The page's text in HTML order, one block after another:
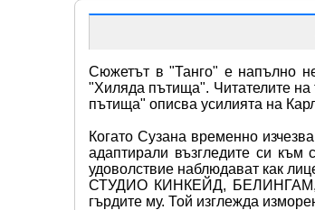
Сюжетът в "Танго" е напълно
"Хиляда пътища". Читателите на
пътища" описва усилията на
Когато Сузана временно
адаптирали възгледите си
удоволствие наблюдават как
СТУДИО КИНКЕЙД, БЕЛИНГАМ,
гърдите му. Той изглежда